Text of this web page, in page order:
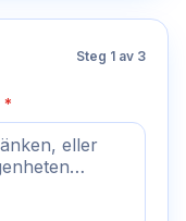
Steg 1 av 3
*